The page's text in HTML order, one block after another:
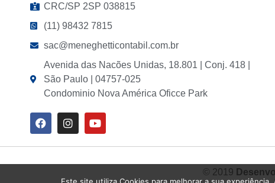
CRC/SP 2SP 038815
(11) 98432 7815
sac@meneghetticontabil.com.br
Avenida das Nacões Unidas, 18.801 | Conj. 418 |
São Paulo | 04757-025
Condominio Nova América Oficce Park
© 2019